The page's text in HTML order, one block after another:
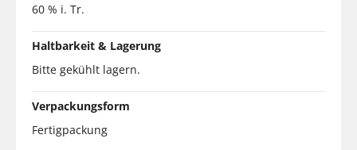
60 % i. Tr.
Haltbarkeit & Lagerung
Bitte gekühlt lagern.
Verpackungsform
Fertigpackung